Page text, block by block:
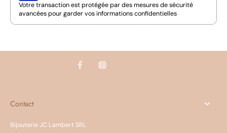
Votre transaction est protégée par des mesures de sécurité
avancées pour garder vos informations confidentielles
Contact
Bijouterie JC Lambert SRL